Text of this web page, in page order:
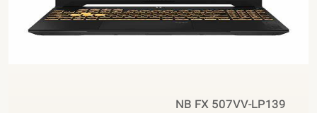
NB FX 507VV-LP139